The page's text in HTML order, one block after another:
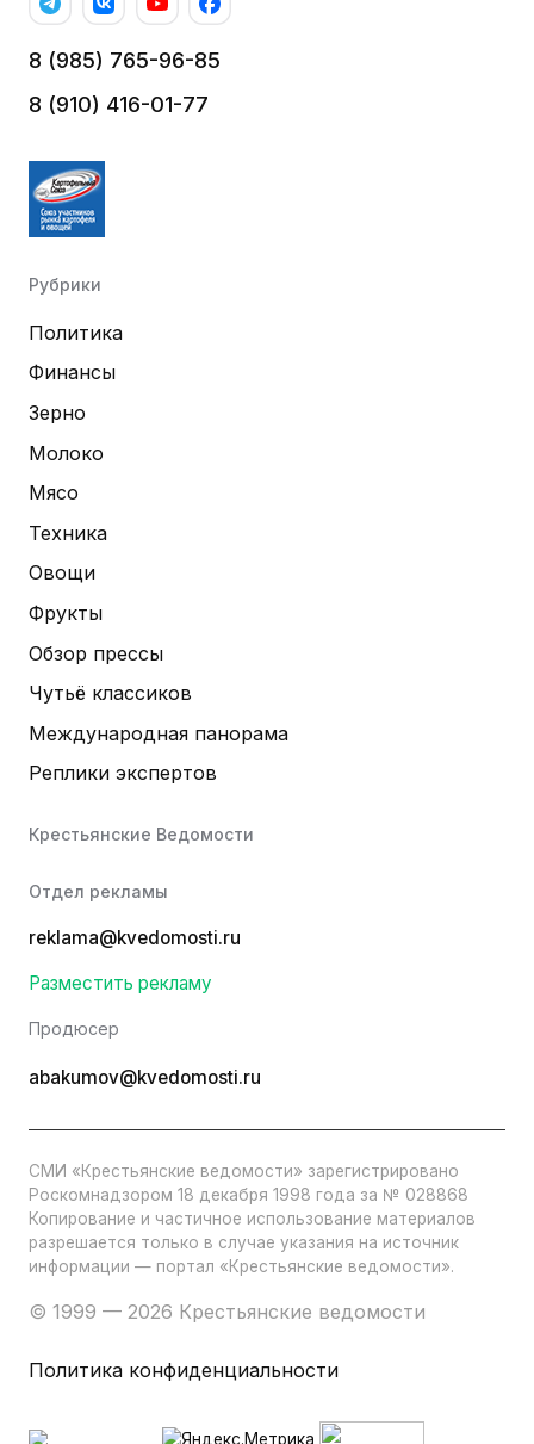
8 (985) 765-96-85
8 (910) 416-01-77
Рубрики
Политика
Финансы
Зерно
Молоко
Мясо
Техника
Овощи
Фрукты
Обзор прессы
Чутьё классиков
Международная панорама
Реплики экспертов
Крестьянские Ведомости
Отдел рекламы
reklama@kvedomosti.ru
Разместить рекламу
Продюсер
abakumov@kvedomosti.ru
СМИ «Крестьянские ведомости» зарегистрировано
Роскомнадзором 18 декабря 1998 года за № 028868
Копирование и частичное использование материалов
разрешается только в случае указания на источник
информации — портал «Крестьянские ведомости».
© 1999 — 2026 Крестьянские ведомости
Политика конфиденциальности